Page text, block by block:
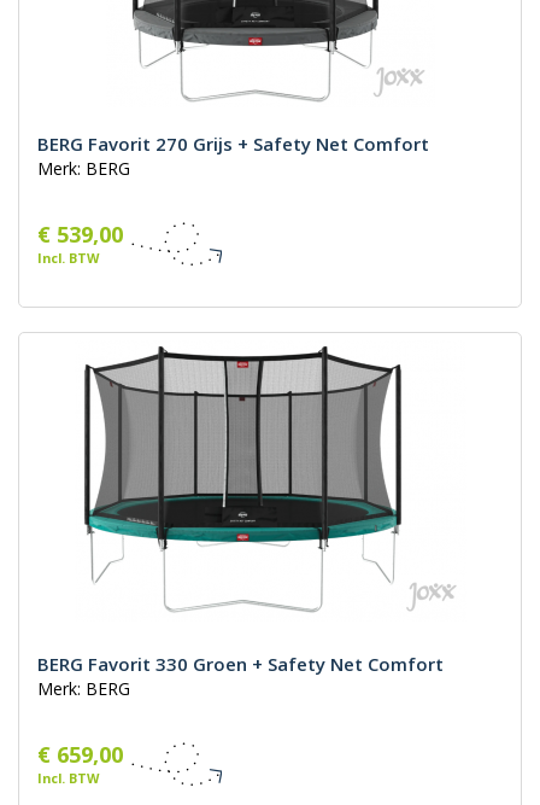
BERG Favorit 270 Grijs + Safety Net Comfort
Merk: BERG
€ 539,00
Incl. BTW
BERG Favorit 330 Groen + Safety Net Comfort
Merk: BERG
€ 659,00
Incl. BTW